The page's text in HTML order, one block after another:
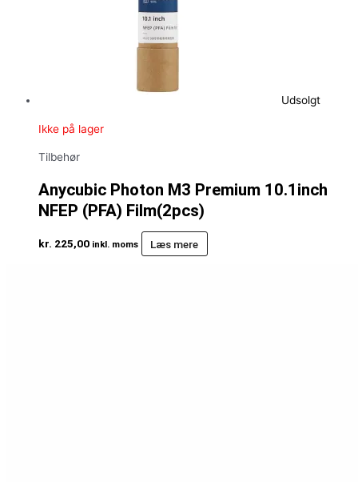
Udsolgt
Ikke på lager
Tilbehør
Anycubic Photon M3 Premium 10.1inch
NFEP (PFA) Film(2pcs)
kr. 225,00 inkl. moms Læs mere